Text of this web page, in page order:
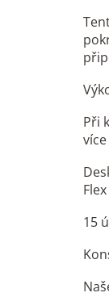
Při
15